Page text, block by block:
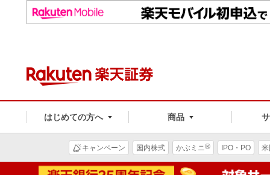
はじめての方へ 商品
キャンペーン 国内株式 かぶミニ® IPO・PO